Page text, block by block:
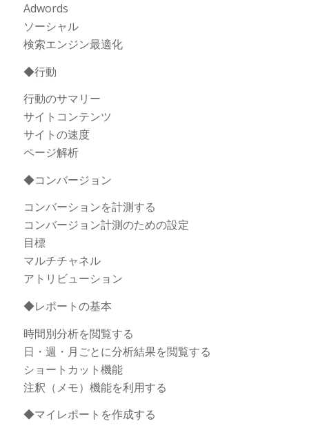
Adwords
ソーシャル
検索エンジン最適化
◆行動
行動のサマリー
サイトコンテンツ
サイトの速度
ページ解析
◆コンバージョン
コンバーションを計測する
コンバージョン計測のための設定
目標
マルチチャネル
アトリビューション
◆レポートの基本
時間別分析を閲覧する
日・週・月ごとに分析結果を閲覧する
ショートカット機能
注釈（メモ）機能を利用する
◆マイレポートを作成する